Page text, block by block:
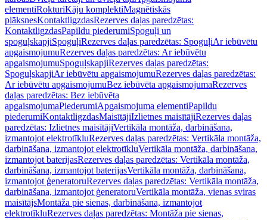
elementiRokturiKāju komplektiMagnētiskās
plāksnesKontaktligzdasRezerves daļas paredzētas:
KontaktligzdasPapildu piederumiSpoguļi un
spoguļskapjiSpoguļiRezerves daļas paredzētas: SpoguļiAr iebūvētu
apgaismojumuRezerves daļas paredzētas: Ar iebūvētu
apgaismojumuSpoguļskapjiRezerves daļas paredzētas:
SpoguļskapjiAr iebūvētu apgaismojumuRezerves daļas paredzētas:
Ar iebūvētu apgaismojumuBez iebūvēta apgaismojumaRezerves
daļas paredzētas: Bez iebūvēta
apgaismojumaPiederumiApgaismojuma elementiPapildu
piederumiKontaktligzdasMaisītājiIzlietnes maisītājiRezerves daļas
paredzētas: Izlietnes maisītājiVertikāla montāža, darbināšana,
izmantojot elektrotīkluRezerves daļas paredzētas: Vertikāla montāža,
darbināšana, izmantojot elektrotīkluVertikāla montāža, darbināšana,
izmantojot baterijasRezerves daļas paredzētas: Vertikāla montāža,
darbināšana, izmantojot baterijasVertikāla montāža, darbināšana,
izmantojot ģeneratoruRezerves daļas paredzētas: Vertikāla montāža,
darbināšana, izmantojot ģeneratoruVertikāla montāža, vienas sviras
maisītājsMontāža pie sienas, darbināšana, izmantojot
elektrotīkluRezerves daļas paredzētas: Montāža pie sienas,